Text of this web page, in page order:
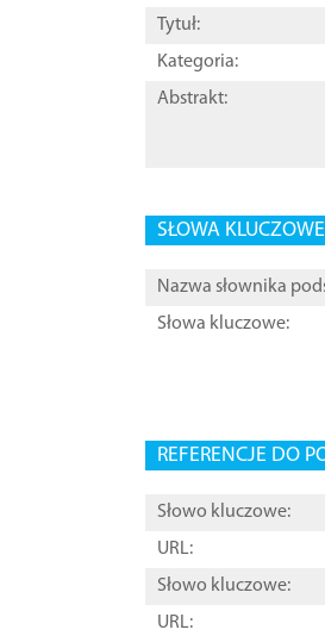
Tytuł:
Kategoria:
Abstrakt:
SŁOWA
Nazwa słownika
Słowa kluczowe:
REFERENCJE DO
Słowo kluczowe:
URL:
Słowo kluczowe:
URL: